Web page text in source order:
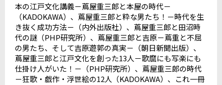
本の江戸文化講義－蔦屋重三郎と本屋の時代－
（KADOKAWA）、蔦屋重三郎と粋な男たち！－時代を生
き抜く成功方法－（内外出版社）、蔦屋重三郎と田沼時
代の謎（PHP研究所）、蔦屋重三郎と吉原－蔦重と不屈
の男たち、そして吉原遊郭の真実－（朝日新聞出版）、
蔦屋重三郎と江戸文化を創った13人－歌麿にも写楽にも
仕掛け人がいた！－（PHP研究所）、蔦屋重三郎の時代
－狂歌・戯作・浮世絵の12人（KADOKAWA）、これ一冊